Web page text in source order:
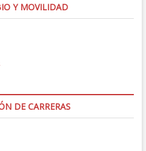
Y MOVILIDAD
DE CARRERAS